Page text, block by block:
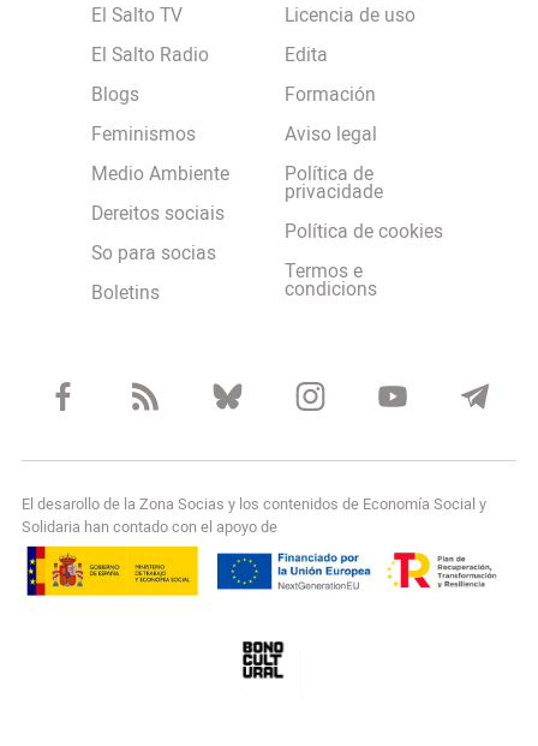
El Salto TV
El Salto Radio
Blogs
Feminismos
Medio Ambiente
Dereitos sociais
So para socias
Boletins
Licencia de uso
Edita
Formación
Aviso legal
Política de
privacidade
Política de cookies
Termos e
condicions
El desarollo de la Zona Socias y los contenidos de Economía Social y
Solidaria han contado con el apoyo de